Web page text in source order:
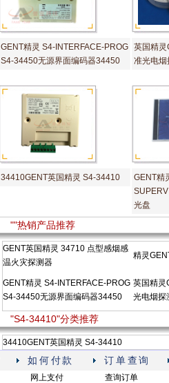
GENT精灵 S4-INTERFACE-PROG
S4-34450无源界面编码器34450
英国精
准光电
34410GENT英国精灵 S4-34410
GENT精
光盘
""热销产品推荐
GENT英国精灵 34710 点型感烟感
温火灾探测器
精灵
GENT精灵 S4-INTERFACE-PROG
S4-34450无源界面编码器34450
英国精灵
光电烟探
"S4-34410"分类推荐
34410GENT英国精灵 S4-34410
如何付款 订单查询
网上支付
查询订单